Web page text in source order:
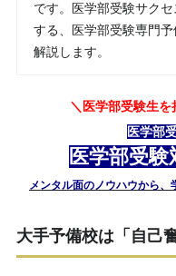
です。医学部受験サク
する、医学部受験専門
解説します。
＼医学部受験生
医学部
医学部受
メンタル面のノウハウから、
大手予備校は「自己